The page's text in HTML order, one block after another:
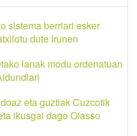
sistema berriari esker
dute Irunen
lanak modu ordenatuan
eta guztiak Cuzcotik
ikusgai dago Oiasso